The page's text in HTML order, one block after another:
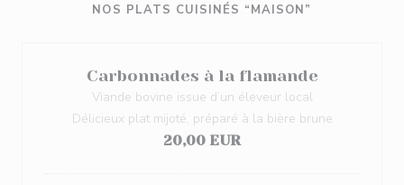
NOS PLATS CUISINÉS “MAISON”
Carbonnades à la flamande
Viande bovine issue d’un éleveur local
Délicieux plat mijoté, préparé à la bière brune
20,00 EUR